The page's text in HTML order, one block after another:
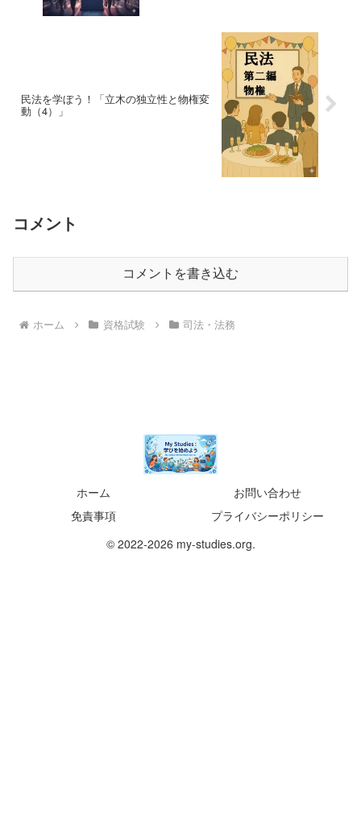
民法を学ぼう！「立木の独立性と物権変
動（4）」
コメント
コメントを書き込む
ホーム 資格試験 司法・法務
ホーム
お問い合わせ
免責事項
プライバシーポリシー
© 2022-2026 my-studies.org.